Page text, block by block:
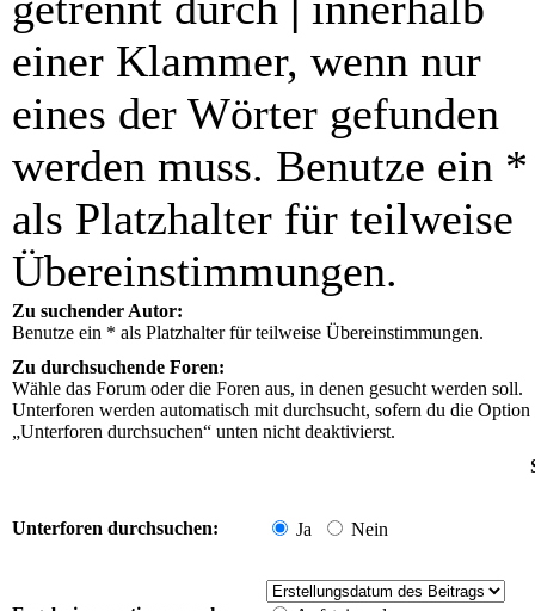
einer Klammer, wenn nur
eines der Wörter gefunden
werden muss. Benutze ein *
als Platzhalter für teilweise
Übereinstimmungen.
Zu suchender Autor:
Benutze ein * als Platzhalter für teilweise Übereinstimmungen.
Zu durchsuchende Foren:
Wähle das Forum oder die Foren aus, in denen gesucht werden soll.
Unterforen werden automatisch mit durchsucht, sofern du die Option
„Unterforen durchsuchen“ unten nicht deaktivierst.
Unterforen durchsuchen: Ja Nein